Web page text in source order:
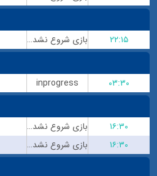
بازی شروع نشده است
۲۲:۱۵
inprogress
۰۳:۳۰
بازی شروع نشده است
۱۶:۳۰
بازی شروع نشده است
۱۶:۳۰